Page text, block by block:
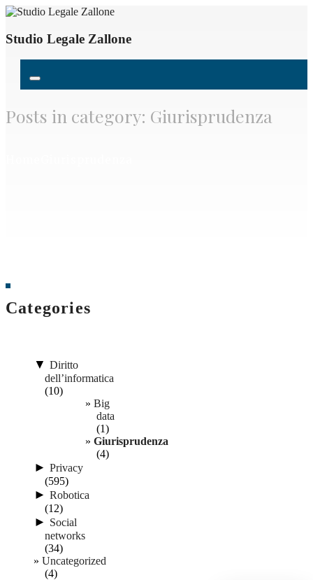
Studio Legale Zallone
Posts in category: Giurisprudenza
Categories
▼ Diritto
dell’informatica
(10)
Big
data
(1)
Giurisprudenza
(4)
► Privacy
(595)
► Robotica
(12)
► Social
networks
(34)
Uncategorized
(4)